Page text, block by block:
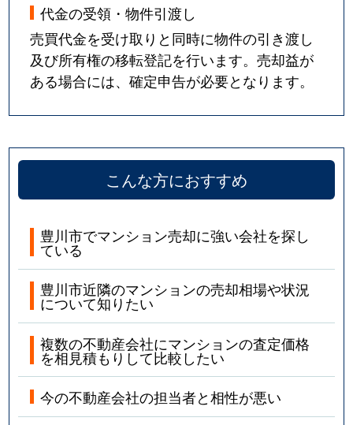
代金の受領・物件引渡し
売買代金を受け取りと同時に物件の引き渡し
及び所有権の移転登記を行います。売却益が
ある場合には、確定申告が必要となります。
こんな方におすすめ
豊川市でマンション売却に強い会社を探し
ている
豊川市近隣のマンションの売却相場や状況
について知りたい
複数の不動産会社にマンションの査定価格
を相見積もりして比較したい
今の不動産会社の担当者と相性が悪い